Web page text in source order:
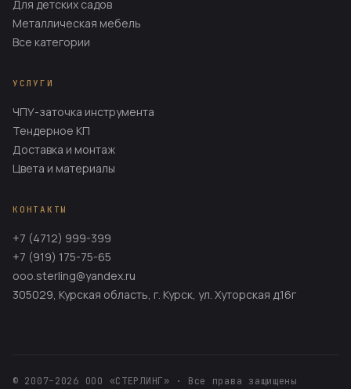
Для детских садов
Металлическая мебель
Все категории
УСЛУГИ
ЧПУ-заточка инструмента
Тендерное КП
Доставка и монтаж
Цвета и материалы
КОНТАКТЫ
+7 (4712) 999-399
+7 (919) 175-75-65
ooo.sterling@yandex.ru
305029, Курская область, г. Курск, ул. Хуторская д.16г
© 2007–2026 ООО «СТЕРЛИНГ» · Все права защищены